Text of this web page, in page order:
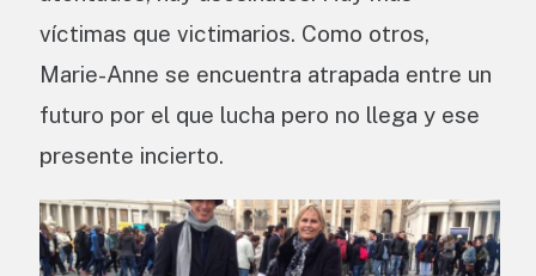
víctimas que victimarios. Como otros,
Marie-Anne se encuentra atrapada entre un
futuro por el que lucha pero no llega y ese
presente incierto.